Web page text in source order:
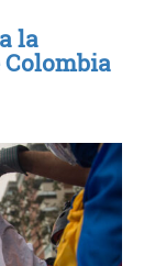
la
Colombia